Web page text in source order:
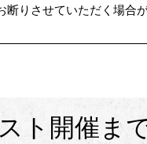
断りさせていただく場合が
ト開催ま